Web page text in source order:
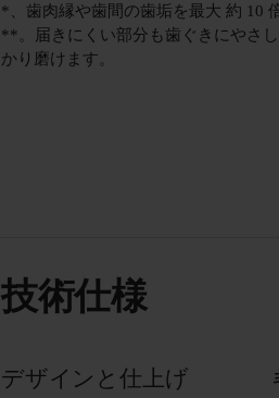
*、歯肉縁や歯間の歯垢を最大 約 10
**。届きにくい部分も歯ぐきにやさ
かり磨けます。
技術仕様
デザインと仕上げ